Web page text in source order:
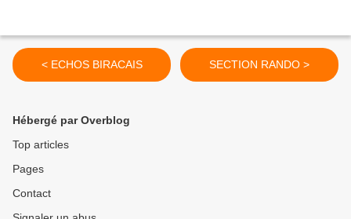
< ECHOS BIRACAIS SECTION RANDO >
Hébergé par Overblog
Top articles
Pages
Contact